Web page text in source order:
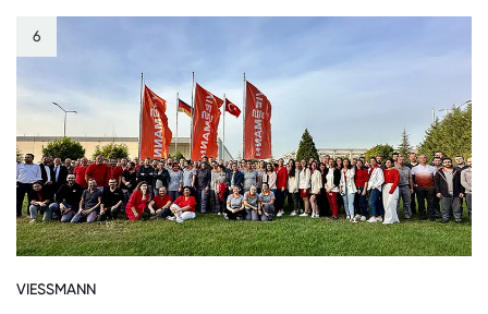
6
VIESSMANN